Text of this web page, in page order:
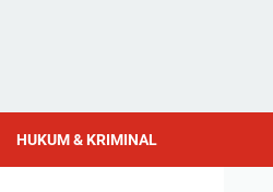
HUKUM & KRIMINAL